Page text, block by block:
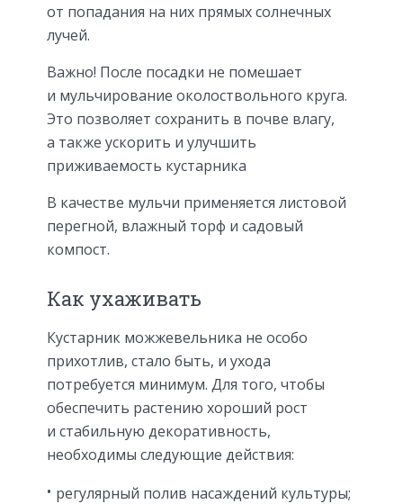
от попадания на них прямых солнечных
лучей.
Важно! После посадки не помешает
и мульчирование околоствольного круга.
Это позволяет сохранить в почве влагу,
а также ускорить и улучшить
приживаемость кустарника
В качестве мульчи применяется листовой
перегной, влажный торф и садовый
компост.
Как ухаживать
Кустарник можжевельника не особо
прихотлив, стало быть, и ухода
потребуется минимум. Для того, чтобы
обеспечить растению хороший рост
и стабильную декоративность,
необходимы следующие действия:
регулярный полив насаждений культуры;